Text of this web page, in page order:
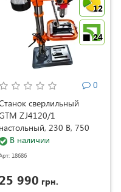
12
24
0
сверлильный
ZJ4120/1
настольный, 230 В, 750
(ZJ4120/1)
В наличии
18686
25 990 грн.